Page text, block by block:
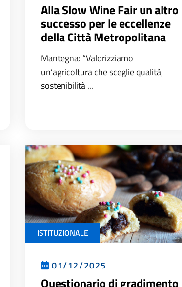
Alla Slow Wine Fair un altro
successo per le eccellenze
della Città Metropolitana
Mantegna: “Valorizziamo
un’agricoltura che sceglie qualità,
sostenibilità ...
ISTITUZIONALE
01/12/2025
Questionario di gradimento